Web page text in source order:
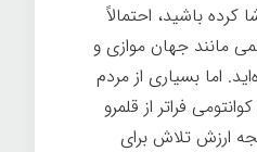
کرده باشید، احتمالاً
مانند جهان موازی و
اما بسیاری از مردم
فراتر از قلمرو
ارزش تلاش برای